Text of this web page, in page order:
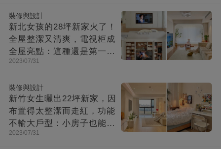
裝修與設計
新北女孩的28坪新家火了！
全屋整潔又清爽，電視柜成
全屋亮點：這種還是第一次
見！
2023/07/31
裝修與設計
新竹女生曬出22坪新家，因
布置得太整潔而走紅，功能
不輸大戶型：小房子也能住
出幸福感
2023/07/31